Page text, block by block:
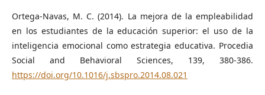
Ortega-Navas, M. C. (2014). La mejora de la empleabilidad
en los estudiantes de la educación superior: el uso de la
inteligencia emocional como estrategia educativa. Procedia
Social and Behavioral Sciences, 139, 380-386.
https://doi.org/10.1016/j.sbspro.2014.08.021